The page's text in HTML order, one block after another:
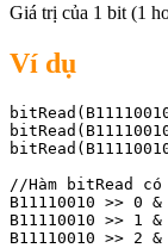
Giá trị của 1 bit (1
Ví dụ
//Hàm bitRead
B11110010 >> 0
B11110010 >> 1
B11110010 >> 2